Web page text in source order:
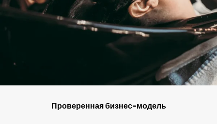
Проверенная бизнес-модель